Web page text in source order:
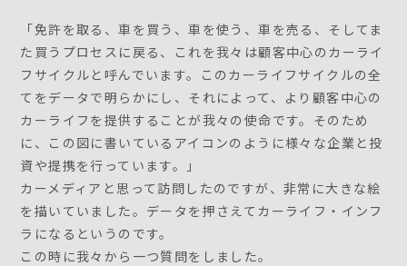
「免許を取る、車を買う、車を使う、車を売る、そしてま
た買うプロセスに戻る、これを我々は顧客中心のカーライ
フサイクルと呼んでいます。このカーライフサイクルの全
てをデータで明らかにし、それによって、より顧客中心の
カーライフを提供することが我々の使命です。そのため
に、この図に書いているアイコンのように様々な企業と投
資や提携を行っています。」
カーメディアと思って訪問したのですが、非常に大きな絵
を描いていました。データを押さえてカーライフ・インフ
ラになるというのです。
この時に我々から一つ質問をしました。